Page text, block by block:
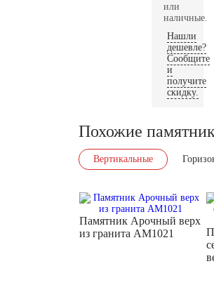
или
наличные.
Нашли
дешевле?
Сообщите
и
получите
скидку.
Похожие
Вертикальные
Памятник Арочный верх
из гранита AM1021